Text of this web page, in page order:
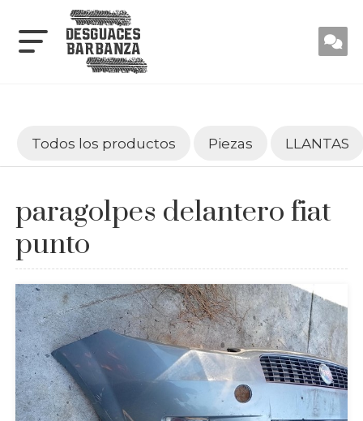
Todos los productos Piezas LLANTAS
paragolpes delantero fiat
punto